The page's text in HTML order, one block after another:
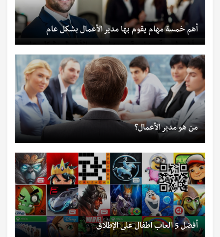
أهم خمسة مهام يقوم بها مدير الأعمال بشكل عام
من هو مدير الأعمال؟
أفضل 5 العاب اطفال على الإطلاق